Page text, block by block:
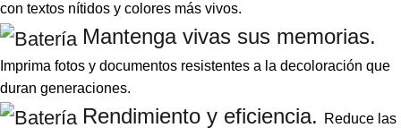
con textos nítidos y colores más vivos.
Mantenga vivas sus memorias.
Imprima fotos y documentos resistentes a la decoloración que
duran generaciones.
Rendimiento y eficiencia. Reduce las